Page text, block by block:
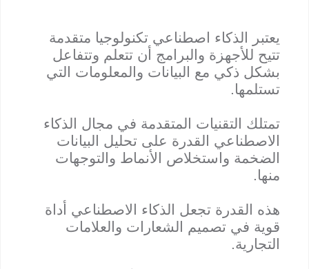
يعتبر الذكاء اصطناعي تكنولوجيا متقدمة
تتيح للأجهزة والبرامج أن تتعلم وتتفاعل
بشكل ذكي مع البيانات والمعلومات التي
تستلمها.
تمتلك التقنيات المتقدمة في مجال الذكاء
الاصطناعي القدرة على تحليل البيانات
الضخمة واستخلاص الأنماط والتوجهات
منها.
هذه القدرة تجعل الذكاء الاصطناعي أداة
قوية في تصميم الشعارات والعلامات
التجارية.